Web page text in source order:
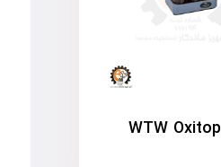
BOD متر WTW Oxitop